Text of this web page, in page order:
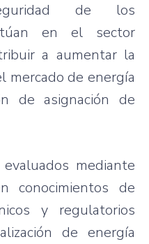
de los
en el sector
a aumentar la
mercado de energía
de asignación de
mediante
conocimientos de
y regulatorios
de energía